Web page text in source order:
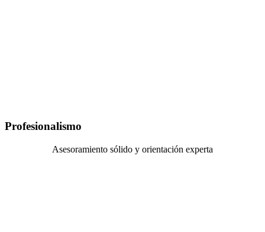
Profesionalismo
Asesoramiento sólido y orientación experta